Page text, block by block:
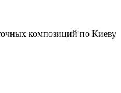
композиций по Киеву